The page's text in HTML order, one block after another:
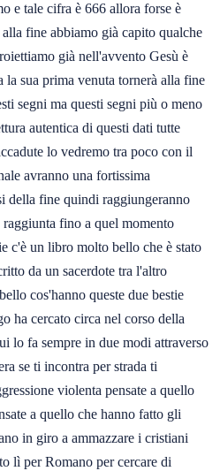
e tale cifra è 666 allora forse è
fine abbiamo già capito qualche
già nell'avvento Gesù è
la sua prima venuta tornerà alla fine
segni ma questi segni più o meno
autentica di questi dati tutte
lo vedremo tra poco con il
avranno una fortissima
della fine quindi raggiungeranno
fino a quel momento
c'è un libro molto bello che è stato
da un sacerdote tra l'altro
cos'hanno queste due bestie
ha cercato circa nel corso della
lo fa sempre in due modi attraverso
se ti incontra per strada ti
violenta pensate a quello
a quello che hanno fatto gli
in giro a ammazzare i cristiani
lì per Romano per cercare di